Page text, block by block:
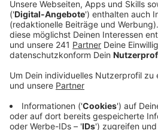
Veröffentlicht:Montag, 02.10.2023
Anzeige
Denn mit dem erfolgreichen
Veranstalter das Weinfest auch
wieder planen – dann sogar